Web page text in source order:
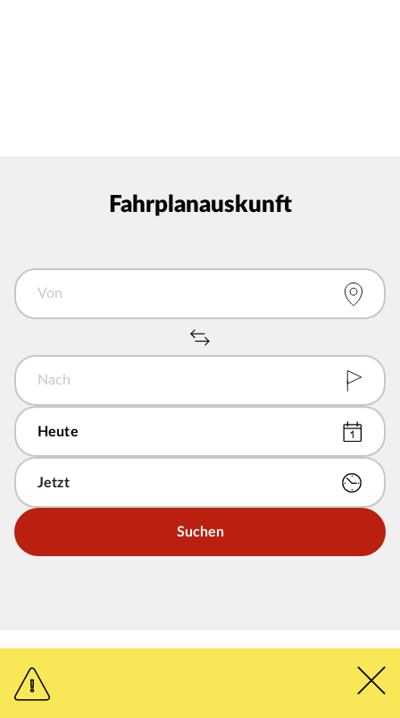
Fahrplanauskunft
Von
Von und Nach tauschen
Nach
Suchen